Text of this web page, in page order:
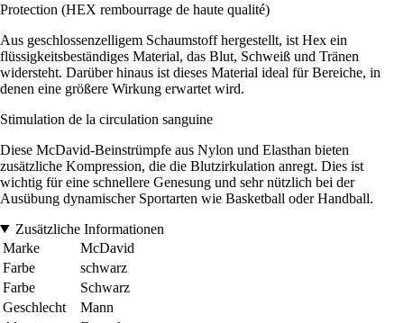
Protection (HEX rembourrage de haute qualité)
Aus geschlossenzelligem Schaumstoff hergestellt, ist Hex ein
flüssigkeitsbeständiges Material, das Blut, Schweiß und Tränen
widersteht. Darüber hinaus ist dieses Material ideal für Bereiche, in
denen eine größere Wirkung erwartet wird.
Stimulation de la circulation sanguine
Diese McDavid-Beinstrümpfe aus Nylon und Elasthan bieten
zusätzliche Kompression, die die Blutzirkulation anregt. Dies ist
wichtig für eine schnellere Genesung und sehr nützlich bei der
Ausübung dynamischer Sportarten wie Basketball oder Handball.
Zusätzliche Informationen
Marke
McDavid
Farbe
schwarz
Farbe
Schwarz
Geschlecht
Mann